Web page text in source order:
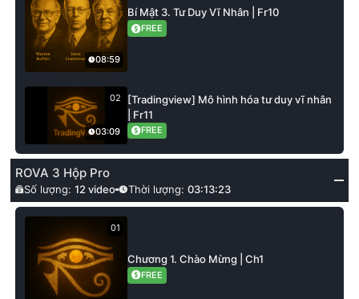
08:59
Bí Mật 3. Tư Duy Vĩ Nhân | Fr10
FREE
02
03:09
[Tradingview] Mô hình hóa tư duy vĩ nhân
| Fr11
FREE
ROVA 3 Hộp Pro
Số lượng:12 video Thời lượng: 03:13:23
01
Chương 1. Chào Mừng | Ch1
FREE